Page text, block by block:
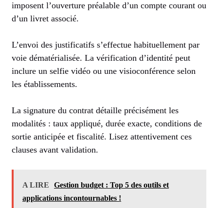
imposent l’ouverture préalable d’un compte courant ou
d’un livret associé.
L’envoi des justificatifs s’effectue habituellement par
voie dématérialisée. La vérification d’identité peut
inclure un selfie vidéo ou une visioconférence selon
les établissements.
La signature du contrat détaille précisément les
modalités : taux appliqué, durée exacte, conditions de
sortie anticipée et fiscalité. Lisez attentivement ces
clauses avant validation.
A LIRE
Gestion budget : Top 5 des outils et
applications incontournables !